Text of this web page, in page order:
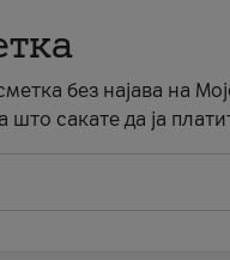
без најава на
што сакате да ја